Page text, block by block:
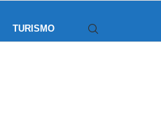
TURISMO